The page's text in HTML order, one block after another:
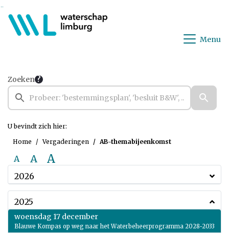
Ga naar de inhoud van deze pagina
Menu
Zoeken
U bevindt zich hier:
Home
Vergaderingen AB-themabijeenkomst
A A A
2026
2025
woensdag 17 december2025
Blauwe Kompas op weg naar het Waterbeheerprogramma 2028-2033